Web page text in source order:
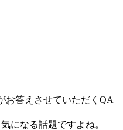
お答えさせていただくQA
になる話題ですよね。